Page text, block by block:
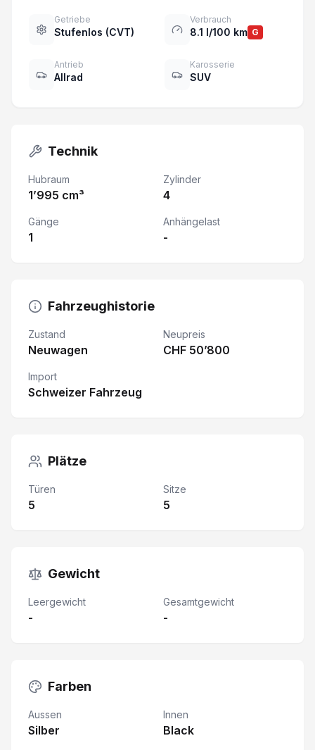
Getriebe
Stufenlos (CVT)
Verbrauch
8.1 l/100 km G
Antrieb
Allrad
Karosserie
SUV
Technik
Hubraum
1’995 cm³
Zylinder
4
Gänge
1
Anhängelast
-
Fahrzeughistorie
Zustand
Neuwagen
Neupreis
CHF 50’800
Import
Schweizer Fahrzeug
Plätze
Türen
5
Sitze
5
Gewicht
Leergewicht
-
Gesamtgewicht
-
Farben
Aussen
Silber
Innen
Black